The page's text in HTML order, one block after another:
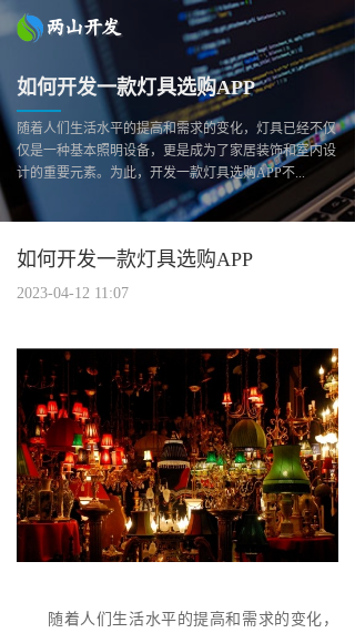
如何开发一款灯具选购APP
随着人们生活水平的提高和需求的变化，灯具已经不仅
仅是一种基本照明设备，更是成为了家居装饰和室内设
计的重要元素。为此，开发一款灯具选购APP不...
如何开发一款灯具选购APP
2023-04-12 11:07
随着人们生活水平的提高和需求的变化，